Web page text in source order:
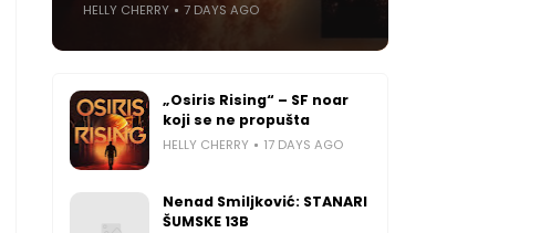
HELLY CHERRY 7 DAYS AGO
„Osiris Rising“ – SF noar
koji se ne propušta
HELLY CHERRY 17 DAYS AGO
Nenad Smiljković: STANARI
ŠUMSKE 13B